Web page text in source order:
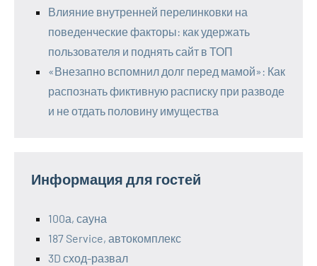
Влияние внутренней перелинковки на
поведенческие факторы: как удержать
пользователя и поднять сайт в ТОП
«Внезапно вспомнил долг перед мамой»: Как
распознать фиктивную расписку при разводе
и не отдать половину имущества
Информация для гостей
100а, сауна
187 Service, автокомплекс
3D сход-развал